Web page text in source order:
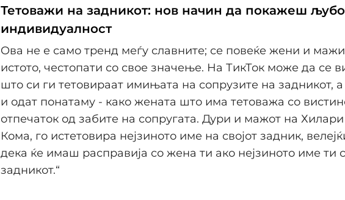
Тетоважи на задникот: нов начин да покажеш
индивидуалност
Oва не е само тренд меѓу славните; се повеќе жени и
истото, честопати со свое значење. На ТикТок може да се
што си ги тетовираат имињата на сопрузите на задникот,
и одат понатаму - како жената што има тетоважа со
отпечаток од забите на сопругата. Дури и мажот на
Кома, го истетовира нејзиното име на својот задник,
дека ќе имаш расправија со жена ти ако нејзиното име ти
задникот.“